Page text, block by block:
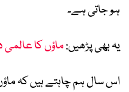
ہو جاتی ہے۔
یہ بھی پڑھیں:ماؤں کا عالمی
اس سال ہم چاہتے ہیں کہ